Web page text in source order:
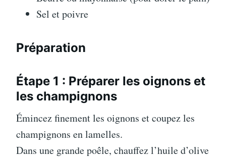
Sel et poivre
Préparation
Étape 1 : Préparer les oignons et
les champignons
Émincez finement les oignons et coupez les
champignons en lamelles.
Dans une grande poêle, chauffez l’huile d’olive